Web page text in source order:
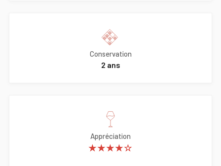
Conservation
2 ans
Appréciation
★★★★☆